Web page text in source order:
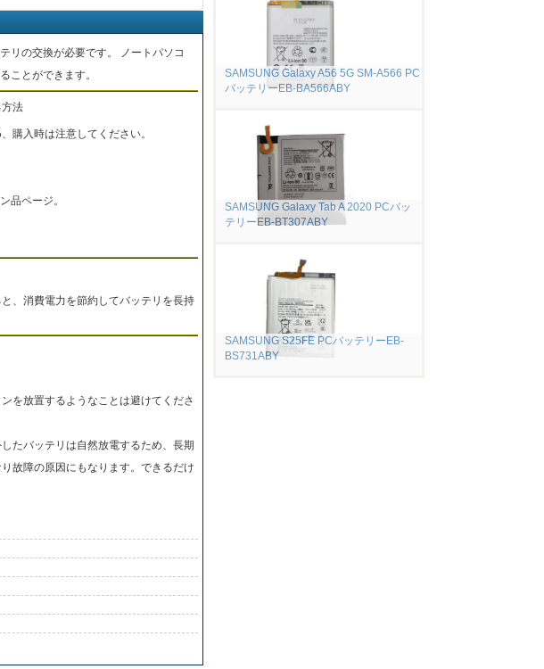
リの交換が必要です。 ノートパソコ
ことができます。
法
購入時は注意してください。
品ページ。
、消費電力を節約してバッテリを長持
を放置するようなことは避けてくださ
たバッテリは自然放電するため、長期
故障の原因にもなります。できるだけ
SAMSUNG Galaxy A56 5G SM-A566 PC
バッテリーEB-BA566ABY
SAMSUNG Galaxy Tab A 2020 PCバッ
テリーEB-BT307ABY
SAMSUNG S25FE PCバッテリーEB-
BS731ABY